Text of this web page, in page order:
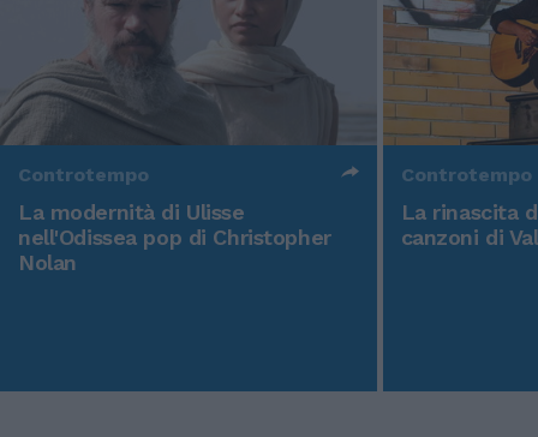
Controtempo
La modernità di Ulisse
nell'Odissea pop di Christopher
Nolan
Controtempo
La rinascita
canzoni di